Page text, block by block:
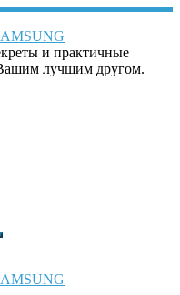
и практичные
лучшим другом.